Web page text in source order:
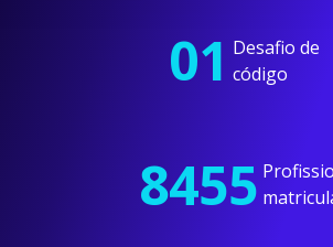
01 Desafio de
código
8455